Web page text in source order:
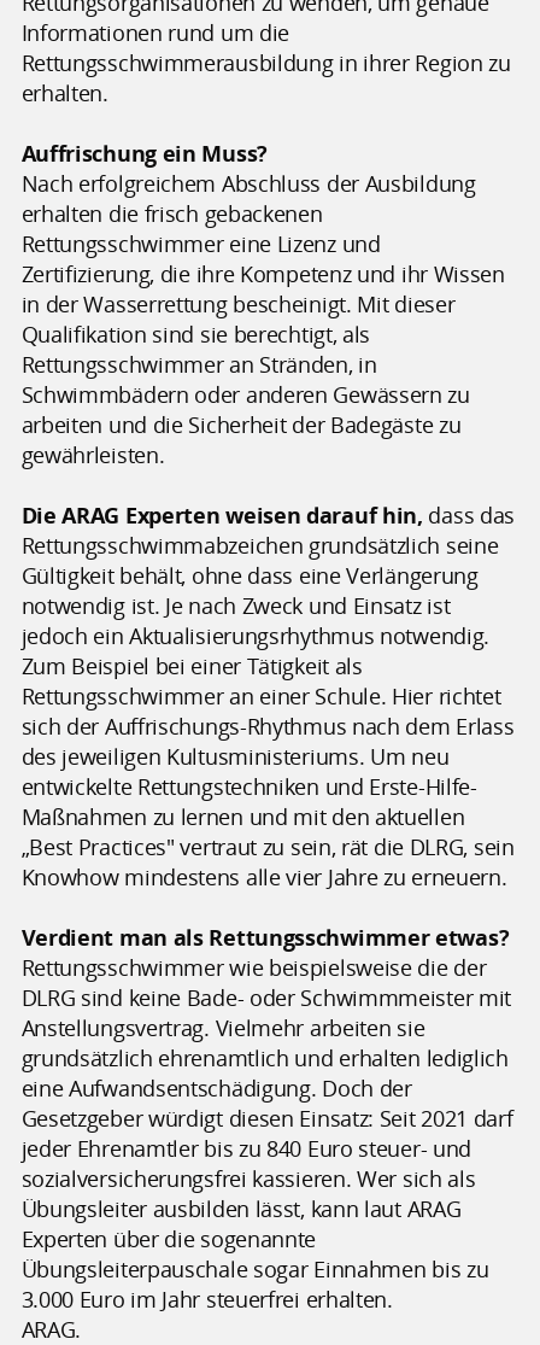
Informationen rund um die
Rettungsschwimmerausbildung in ihrer Region zu
erhalten.
Auffrischung ein Muss?
Nach erfolgreichem Abschluss der Ausbildung
erhalten die frisch gebackenen
Rettungsschwimmer eine Lizenz und
Zertifizierung, die ihre Kompetenz und ihr Wissen
in der Wasserrettung bescheinigt. Mit dieser
Qualifikation sind sie berechtigt, als
Rettungsschwimmer an Stränden, in
Schwimmbädern oder anderen Gewässern zu
arbeiten und die Sicherheit der Badegäste zu
gewährleisten.
Die ARAG Experten weisen darauf hin, dass das
Rettungsschwimmabzeichen grundsätzlich seine
Gültigkeit behält, ohne dass eine Verlängerung
notwendig ist. Je nach Zweck und Einsatz ist
jedoch ein Aktualisierungsrhythmus notwendig.
Zum Beispiel bei einer Tätigkeit als
Rettungsschwimmer an einer Schule. Hier richtet
sich der Auffrischungs-Rhythmus nach dem Erlass
des jeweiligen Kultusministeriums. Um neu
entwickelte Rettungstechniken und Erste-Hilfe-
Maßnahmen zu lernen und mit den aktuellen
„Best Practices" vertraut zu sein, rät die DLRG, sein
Knowhow mindestens alle vier Jahre zu erneuern.
Verdient man als Rettungsschwimmer etwas?
Rettungsschwimmer wie beispielsweise die der
DLRG sind keine Bade- oder Schwimmmeister mit
Anstellungsvertrag. Vielmehr arbeiten sie
grundsätzlich ehrenamtlich und erhalten lediglich
eine Aufwandsentschädigung. Doch der
Gesetzgeber würdigt diesen Einsatz: Seit 2021 darf
jeder Ehrenamtler bis zu 840 Euro steuer- und
sozialversicherungsfrei kassieren. Wer sich als
Übungsleiter ausbilden lässt, kann laut ARAG
Experten über die sogenannte
Übungsleiterpauschale sogar Einnahmen bis zu
3.000 Euro im Jahr steuerfrei erhalten.
ARAG.